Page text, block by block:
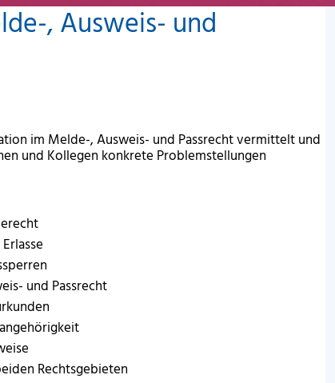
, Ausweis- und
im Melde-, Ausweis- und Passrecht vermittelt und
und Kollegen konkrete Problemstellungen
und Passrecht
Rechtsgebieten